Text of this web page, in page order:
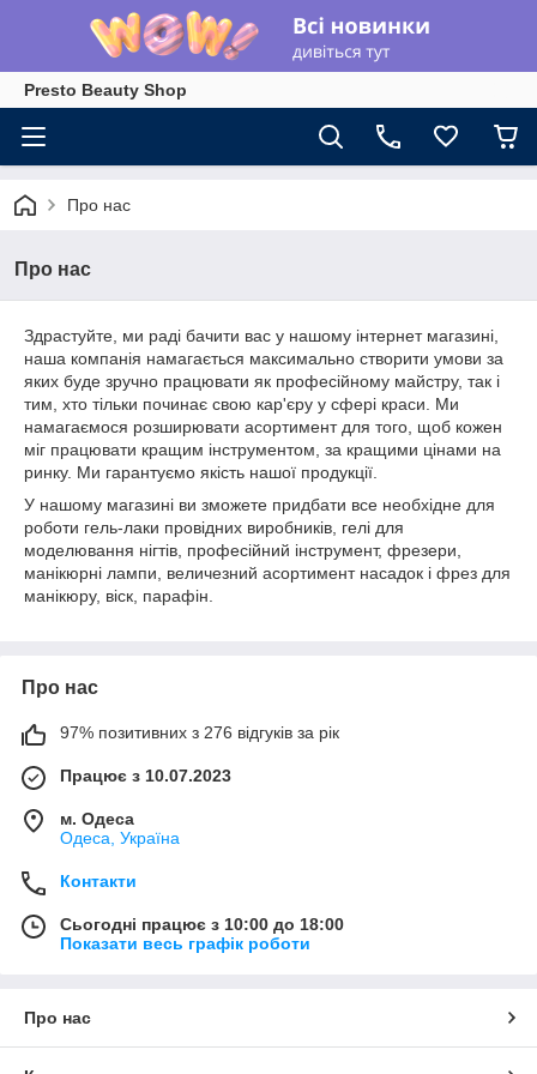
Presto Beauty Shop
Про нас
Про нас
Здрастуйте, ми раді бачити вас у нашому інтернет магазині,
наша компанія намагається максимально створити умови за
яких буде зручно працювати як професійному майстру, так і
тим, хто тільки починає свою кар'єру у сфері краси. Ми
намагаємося розширювати асортимент для того, щоб кожен
міг працювати кращим інструментом, за кращими цінами на
ринку. Ми гарантуємо якість нашої продукції.
У нашому магазині ви зможете придбати все необхідне для
роботи гель-лаки провідних виробників, гелі для
моделювання нігтів, професійний інструмент, фрезери,
манікюрні лампи, величезний асортимент насадок і фрез для
манікюру, віск, парафін.
Про нас
97% позитивних з 276 відгуків за рік
Працює з 10.07.2023
м. Одеса
Одеса, Україна
Контакти
Сьогодні працює з 10:00 до 18:00
Показати весь графік роботи
Про нас